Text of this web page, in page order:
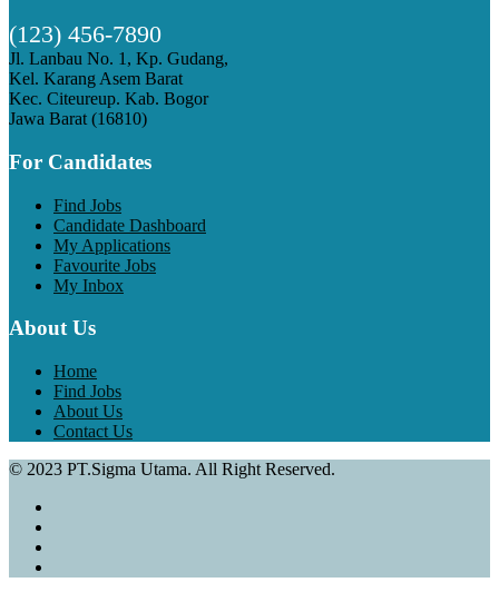
(123) 456-7890
Jl. Lanbau No. 1, Kp. Gudang,
Kel. Karang Asem Barat
Kec. Citeureup. Kab. Bogor
Jawa Barat (16810)
For Candidates
Find Jobs
Candidate Dashboard
My Applications
Favourite Jobs
My Inbox
About Us
Home
Find Jobs
About Us
Contact Us
© 2023 PT.Sigma Utama. All Right Reserved.